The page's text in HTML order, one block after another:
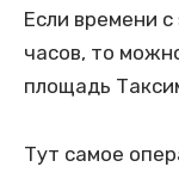
Если времени
часов, то
площадь
Тут самое